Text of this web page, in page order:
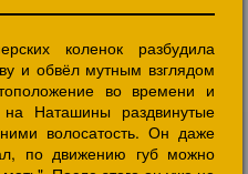
коленок разбудила
и обвёл мутным взглядом
во времени и
на Наташины раздвинутые
волосатость. Он даже
по движению губ можно